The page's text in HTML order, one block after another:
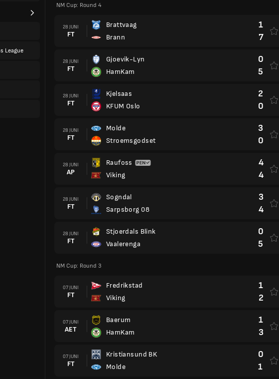
League
NM Cup: Round 4
28 JUNI
FT
Brattvaag
Brann
1
7
28 JUNI
FT
Gjoevik-Lyn
HamKam
0
5
28 JUNI
FT
Kjelsaas
KFUM Oslo
2
0
28 JUNI
FT
Molde
Stroemsgodset
3
0
28 JUNI
AP
Raufoss
Viking
4
4
28 JUNI
FT
Sogndal
Sarpsborg 08
3
4
28 JUNI
FT
Stjoerdals Blink
Vaalerenga
0
5
NM Cup: Round 3
07 JUNI
FT
Fredrikstad
Viking
1
2
07 JUNI
AET
Baerum
HamKam
1
3
07 JUNI
FT
Kristiansund BK
Molde
0
1